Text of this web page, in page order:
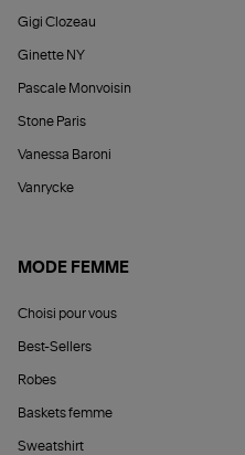
Gigi Clozeau
Ginette NY
Pascale Monvoisin
Stone Paris
Vanessa Baroni
Vanrycke
MODE FEMME
Choisi pour vous
Best-Sellers
Robes
Baskets femme
Sweatshirt